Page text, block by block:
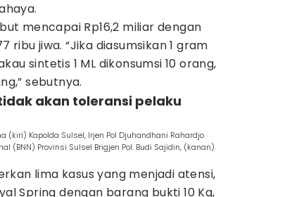
mencapai Rp16,2 miliar dengan
ribu jiwa. “Jika diasumsikan 1 gram
sintetis 1 ML dikonsumsi 10 orang,
sebutnya.
akan toleransi pelaku
(kiri) Kapolda Sulsel, Irjen Pol Djuhandhani Rahardjo
(BNN) Provinsi Sulsel Brigjen Pol. Budi Sajidin, (kanan).
lima kasus yang menjadi atensi,
Spring dengan barang bukti 10 Kg,